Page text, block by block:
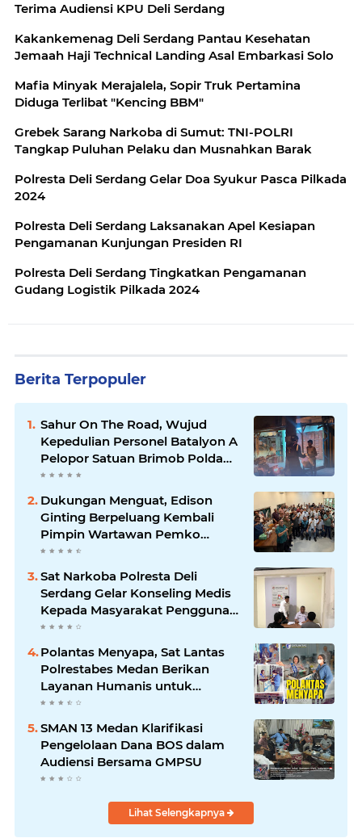
Terima Audiensi KPU Deli Serdang
Kakankemenag Deli Serdang Pantau Kesehatan
Jemaah Haji Technical Landing Asal Embarkasi Solo
Mafia Minyak Merajalela, Sopir Truk Pertamina
Diduga Terlibat "Kencing BBM"
Grebek Sarang Narkoba di Sumut: TNI-POLRI
Tangkap Puluhan Pelaku dan Musnahkan Barak
Polresta Deli Serdang Gelar Doa Syukur Pasca Pilkada
2024
Polresta Deli Serdang Laksanakan Apel Kesiapan
Pengamanan Kunjungan Presiden RI
Polresta Deli Serdang Tingkatkan Pengamanan
Gudang Logistik Pilkada 2024
Berita Terpopuler
Sahur On The Road, Wujud
Kepedulian Personel Batalyon A
Pelopor Satuan Brimob Polda
Sumut di Dini Hari Ramadhan
Dukungan Menguat, Edison
Ginting Berpeluang Kembali
Pimpin Wartawan Pemko
Medan
Sat Narkoba Polresta Deli
Serdang Gelar Konseling Medis
Kepada Masyarakat Pengguna
Narkotika di Posko Kampung
Bersih Narkoba
Polantas Menyapa, Sat Lantas
Polrestabes Medan Berikan
Layanan Humanis untuk
Pendaftaran Pemohon SIM
SMAN 13 Medan Klarifikasi
Pengelolaan Dana BOS dalam
Audiensi Bersama GMPSU
Lihat Selengkapnya